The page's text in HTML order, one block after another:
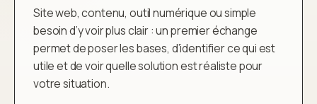
Site web, contenu, outil numérique ou simple
besoin d’y voir plus clair : un premier échange
permet de poser les bases, d’identifier ce qui est
utile et de voir quelle solution est réaliste pour
votre situation.